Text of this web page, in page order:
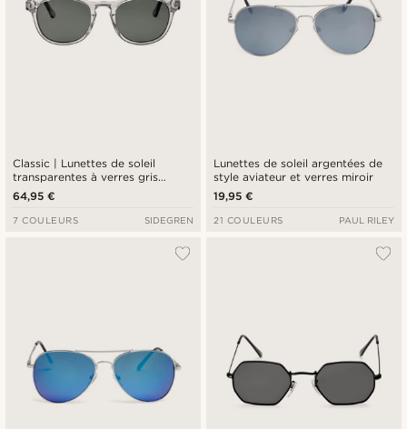
Classic | Lunettes de soleil
transparentes à verres gris
polarisés
64,95 €
7 COULEURS SIDEGREN
Lunettes de soleil argentées de
style aviateur et verres miroir
19,95 €
21 COULEURS PAUL RILEY